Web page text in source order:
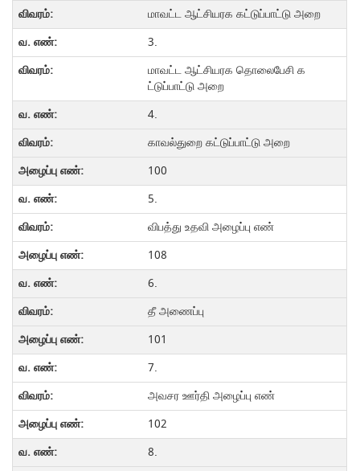
மாவட்ட ஆட்சியரக கட்டுப்பாட்டு அறை
3.
மாவட்ட ஆட்சியரக தொலைபேசி க
ட்டுப்பாட்டு அறை
4.
காவல்துறை கட்டுப்பாட்டு அறை
100
5.
விபத்து உதவி அழைப்பு எண்
108
6.
தீ அணைப்பு
101
7.
அவசர ஊர்தி அழைப்பு எண்
102
8.